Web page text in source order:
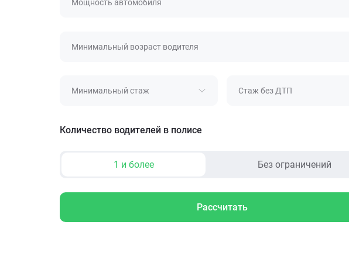
Мощность автомобиля
Минимальный возраст водителя
Минимальный стаж Стаж без ДТП
Количество водителей в полисе
1 и более Без ограничений
Рассчитать